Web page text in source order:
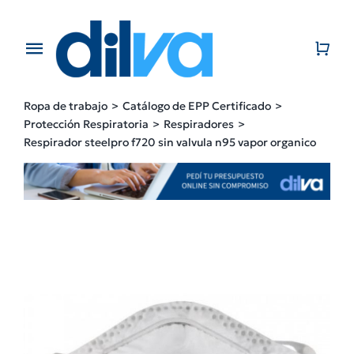
contentToggle
EMPRESA
PRODUCTOS
Ropa de trabajo
Catálogo de EPP Certificado
Protección Respiratoria
Respiradores
Respirador steelpro f720 sin valvula n95 vapor organico